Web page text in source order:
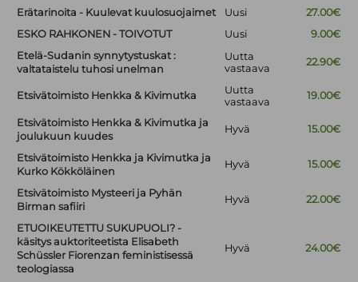
Erätarinoita - Kuulevat kuulosuojaimet Uusi
27.00€
ESKO RAHKONEN - TOIVOTUT
Uusi
9.00€
Etelä-Sudanin synnytystuskat :
valtataistelu tuhosi unelman
Uutta
vastaava
22.90€
Etsivätoimisto Henkka & Kivimutka
Uutta
vastaava
19.00€
Etsivätoimisto Henkka & Kivimutka ja
joulukuun kuudes
Hyvä 15.00€
Etsivätoimisto Henkka ja Kivimutka ja
Kurko Kökköläinen
Hyvä 15.00€
Etsivätoimisto Mysteeri ja Pyhän
Birman safiiri
Hyvä 22.00€
ETUOIKEUTETTU SUKUPUOLI? -
käsitys auktoriteetista Elisabeth
Schüssler Fiorenzan feministisessä
teologiassa
Hyvä 24.00€